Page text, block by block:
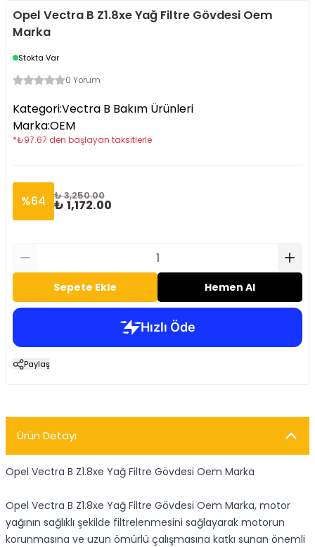
Opel Vectra B Z1.8xe Yağ Filtre Gövdesi Oem
Marka
Stokta Var
0 Yorum
Kategori:Vectra B Bakım Ürünleri
Marka:OEM
*₺97.67 den başlayan taksitlerle
%64 ₺ 3,250.00
₺ 1,172.00
Sepete Ekle Hemen Al
Paylaş
Ürün Detayı
Opel Vectra B Z1.8xe Yağ Filtre Gövdesi Oem Marka
Opel Vectra B Z1.8xe Yağ Filtre Gövdesi Oem Marka, motor
yağının sağlıklı şekilde filtrelenmesini sağlayarak motorun
korunmasına ve uzun ömürlü çalışmasına katkı sunan önemli